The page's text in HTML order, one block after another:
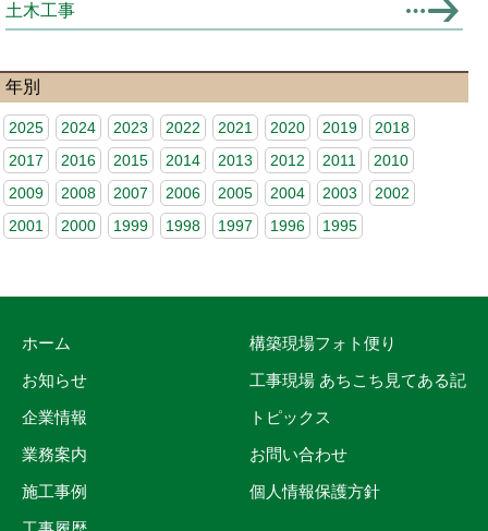
土木工事
年別
2025 2024 2023 2022 2021 2020 2019
2018
2017
2016 2015 2014 2013 2012 2011
2010
2009
2008 2007 2006 2005 2004 2003
2002
2001
2000 1999 1998 1997 1996 1995
ホーム
お知らせ
企業情報
業務案内
施工事例
構築現場フォト便り
工事現場 あちこち見てある記
トピックス
お問い合わせ
個人情報保護方針